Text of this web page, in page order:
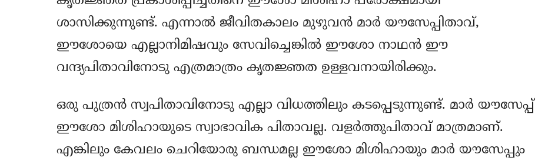
ശാസിക്കുന്നുണ്ട്. എന്നാല്‍ ജീവിതകാലം മുഴുവന്‍ മാര്‍ യൗസേപ്പിതാവ്,
ഈശോയെ എല്ലാനിമിഷവും സേവിച്ചെങ്കില്‍ ഈശോ നാഥന്‍ ഈ
വന്ദ്യപിതാവിനോടു എത്രമാത്രം കൃതജ്ഞത ഉള്ളവനായിരിക്കും.
ഒരു പുത്രന്‍ സ്വപിതാവിനോടു എല്ലാ വിധത്തിലും കടപ്പെടുന്നുണ്ട്. മാര്‍ യൗസേപ്പ്
ഈശോ മിശിഹായുടെ സ്വാഭാവിക പിതാവല്ല. വളര്‍ത്തുപിതാവ് മാത്രമാണ്.
എങ്കിലും കേവലം ചെറിയോരു ബന്ധമല്ല ഈശോ മിശിഹായും മാര്‍ യൗസേപ്പും